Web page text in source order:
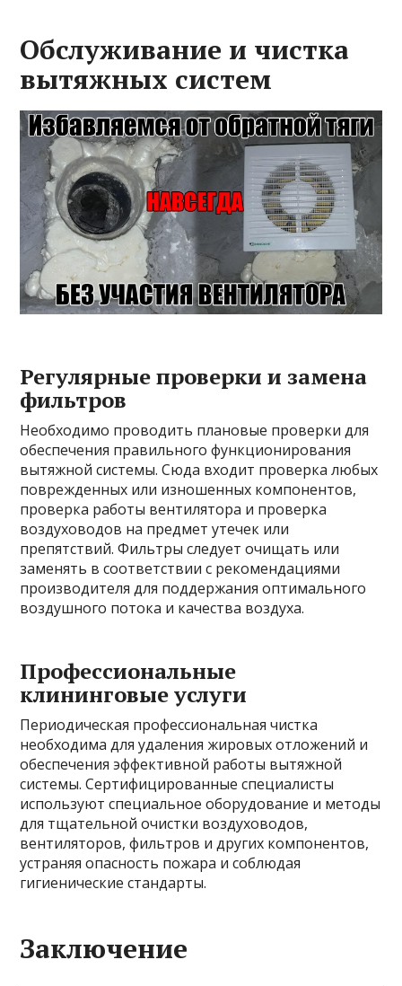
Обслуживание и чистка
вытяжных систем
Регулярные проверки и замена
фильтров
Необходимо проводить плановые проверки для
обеспечения правильного функционирования
вытяжной системы. Сюда входит проверка любых
поврежденных или изношенных компонентов,
проверка работы вентилятора и проверка
воздуховодов на предмет утечек или
препятствий. Фильтры следует очищать или
заменять в соответствии с рекомендациями
производителя для поддержания оптимального
воздушного потока и качества воздуха.
Профессиональные
клининговые услуги
Периодическая профессиональная чистка
необходима для удаления жировых отложений и
обеспечения эффективной работы вытяжной
системы. Сертифицированные специалисты
используют специальное оборудование и методы
для тщательной очистки воздуховодов,
вентиляторов, фильтров и других компонентов,
устраняя опасность пожара и соблюдая
гигиенические стандарты.
Заключение